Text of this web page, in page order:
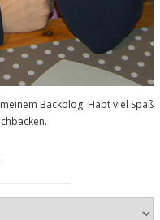
Backblog. Habt viel Spaß